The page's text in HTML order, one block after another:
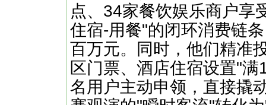
点、34家餐饮娱乐商户享
住宿-用餐"的闭环消费链
百万元。同时，他们精准
区门票、酒店住宿设置"
名用户主动申领，直接撬